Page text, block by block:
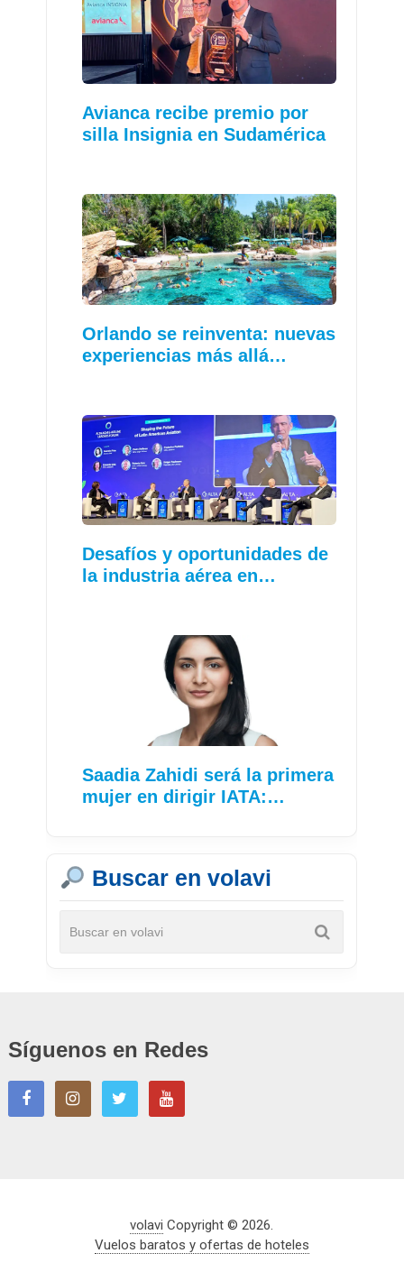
Avianca recibe premio por
silla Insignia en Sudamérica
Orlando se reinventa: nuevas
experiencias más allá…
Desafíos y oportunidades de
la industria aérea en…
Saadia Zahidi será la primera
mujer en dirigir IATA:…
Buscar en volavi
Síguenos en Redes
volavi Copyright © 2026.
Vuelos baratos y ofertas de hoteles